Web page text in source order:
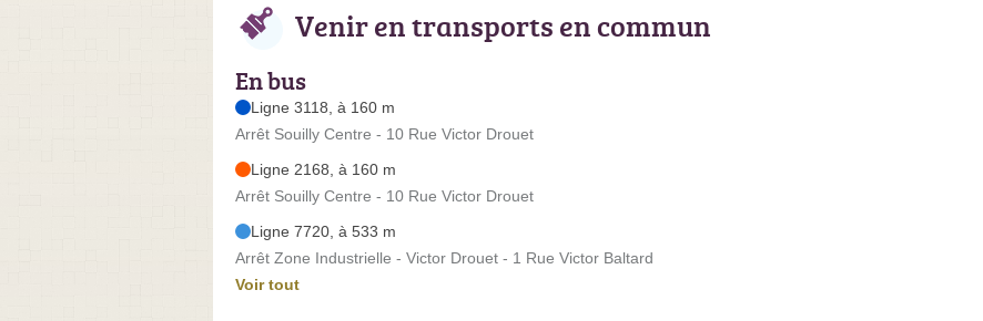
Venir en transports en commun
En bus
Ligne 3118, à 160 m
Arrêt Souilly Centre - 10 Rue Victor Drouet
Ligne 2168, à 160 m
Arrêt Souilly Centre - 10 Rue Victor Drouet
Ligne 7720, à 533 m
Arrêt Zone Industrielle - Victor Drouet - 1 Rue Victor Baltard
Voir tout